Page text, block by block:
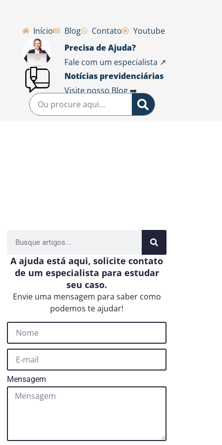
Início Blog Contato
Youtube
Precisa de Ajuda?
Fale com um especialista ↗️
Notícias previdenciárias
Visite nosso Blog ➡️
A ajuda está aqui, solicite contato
de um especialista para estudar
seu caso.
Envie uma mensagem para saber como
podemos te ajudar!
Mensagem